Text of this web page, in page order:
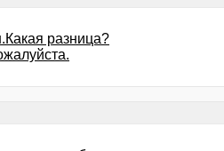
разница?